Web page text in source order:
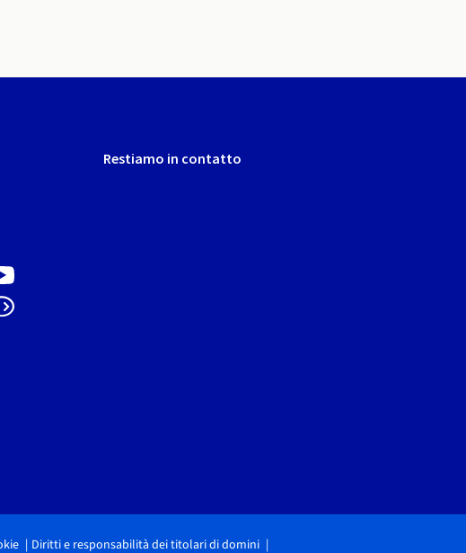
Restiamo in contatto
Diritti e responsabilità dei titolari di domini